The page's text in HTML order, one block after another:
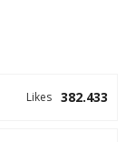
382.433
Likes